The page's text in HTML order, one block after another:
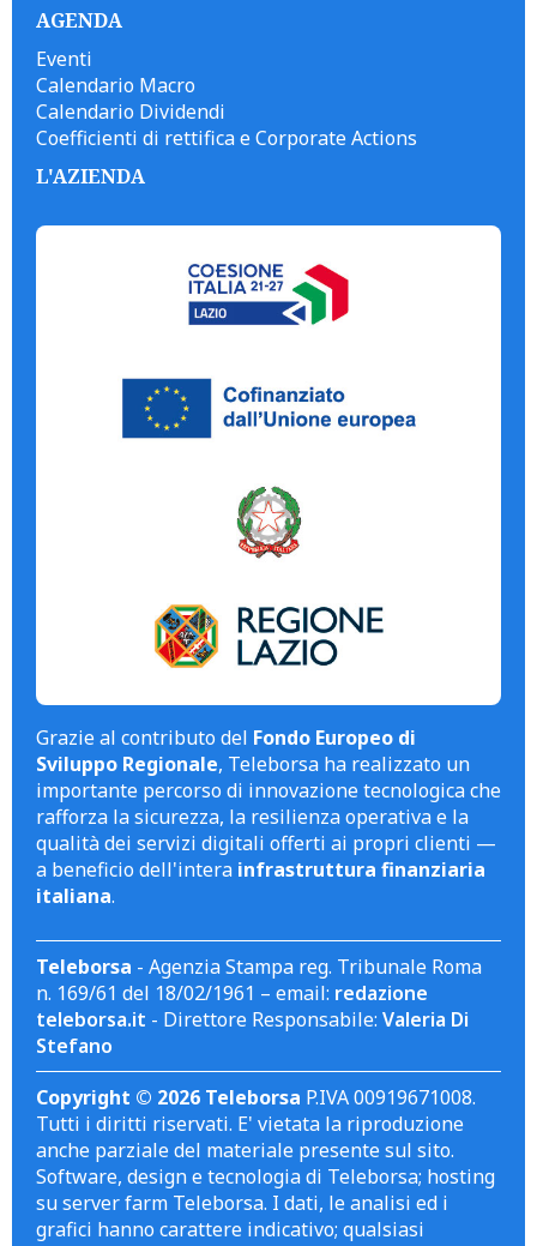
AGENDA
Eventi
Calendario Macro
Calendario Dividendi
Coefficienti di rettifica e Corporate Actions
L'AZIENDA
Grazie al contributo del Fondo Europeo di
Sviluppo Regionale, Teleborsa ha realizzato un
importante percorso di innovazione tecnologica che
rafforza la sicurezza, la resilienza operativa e la
qualità dei servizi digitali offerti ai propri clienti —
a beneficio dell'intera infrastruttura finanziaria
italiana.
Teleborsa - Agenzia Stampa reg. Tribunale Roma
n. 169/61 del 18/02/1961 – email: redazione
teleborsa.it - Direttore Responsabile: Valeria Di
Stefano
Copyright © 2026 Teleborsa P.IVA 00919671008.
Tutti i diritti riservati. E' vietata la riproduzione
anche parziale del materiale presente sul sito.
Software, design e tecnologia di Teleborsa; hosting
su server farm Teleborsa. I dati, le analisi ed i
grafici hanno carattere indicativo; qualsiasi